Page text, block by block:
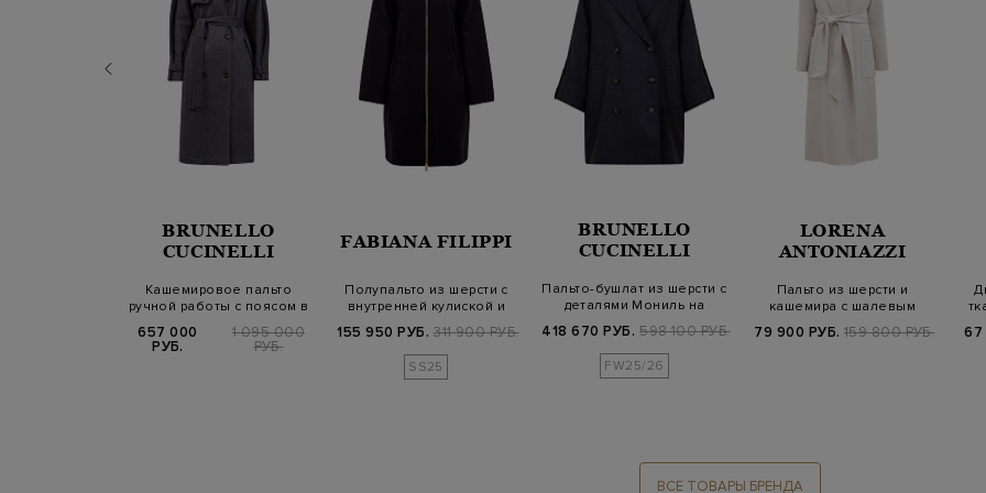
BRUNELLO
CUCINELLI
Кашемировое пальто
ручной работы с поясом в
657 000
РУБ.
1 095 000
РУБ.
FABIANA FILIPPI
Полупальто из шерсти с
внутренней кулиской и
155 950 РУБ. 311 900 РУБ.
SS25
BRUNELLO
CUCINELLI
Пальто-бушлат из шерсти с
деталями Мониль на
418 670 РУБ. 598 100 РУБ.
FW25/26
LORENA
ANTONIAZZI
Пальто из шерсти и
кашемира с шалевым
79 900 РУБ. 159 800 РУБ. 67
ВСЕ ТОВАРЫ БРЕНДА